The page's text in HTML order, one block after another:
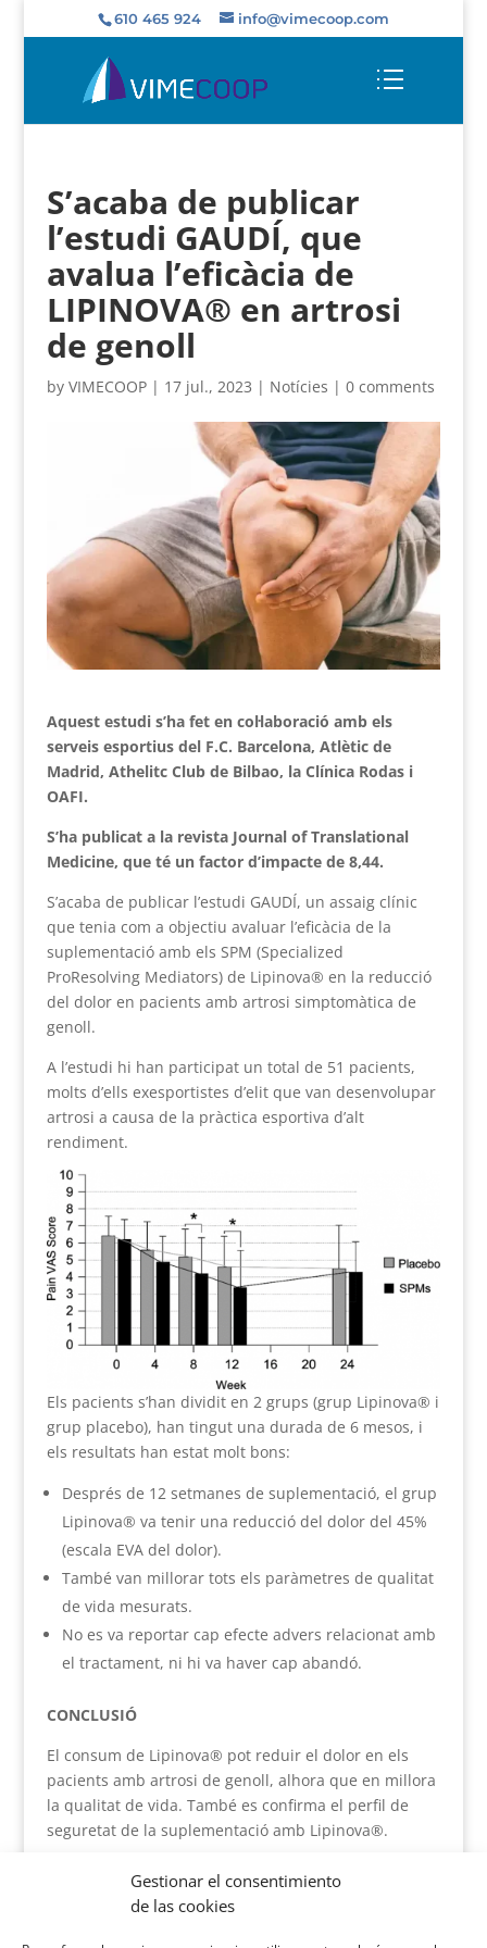
Gestionar el consentimiento
de las cookies
610 465 924 info@vimecoop.com
S’acaba de publicar
l’estudi GAUDÍ, que
avalua l’eficàcia de
LIPINOVA® en artrosi
de genoll
by VIMECOOP| 17 jul., 2023 | Notícies | 0 comments
Aquest estudi s’ha fet en col·laboració amb els
serveis esportius del F.C. Barcelona, Atlètic de
Madrid, Athelitc Club de Bilbao, la Clínica Rodas i
OAFI.
S’ha publicat a la revista Journal of Translational
Medicine, que té un factor d’impacte de 8,44.
S’acaba de publicar l’estudi GAUDÍ, un assaig clínic
que tenia com a objectiu avaluar l’eficàcia de la
suplementació amb els SPM (Specialized
ProResolving Mediators) de Lipinova®️ en la reducció
del dolor en pacients amb artrosi simptomàtica de
genoll.
A l’estudi hi han participat un total de 51 pacients,
molts d’ells exesportistes d’elit que van desenvolupar
artrosi a causa de la pràctica esportiva d’alt
rendiment.
Els pacients s’han dividit en 2 grups (grup Lipinova® i
grup placebo), han tingut una durada de 6 mesos, i
els resultats han estat molt bons:
Després de 12 setmanes de suplementació, el grup
Lipinova®️ va tenir una reducció del dolor del 45%
(escala EVA del dolor).
També van millorar tots els paràmetres de qualitat
de vida mesurats.
No es va reportar cap efecte advers relacionat amb
el tractament, ni hi va haver cap abandó.
CONCLUSIÓ
El consum de Lipinova®️ pot reduir el dolor en els
pacients amb artrosi de genoll, alhora que en millora
la qualitat de vida. També es confirma el perfil de
seguretat de la suplementació amb Lipinova®.
Tota la informació de l’estudi aquí:
https://translational-